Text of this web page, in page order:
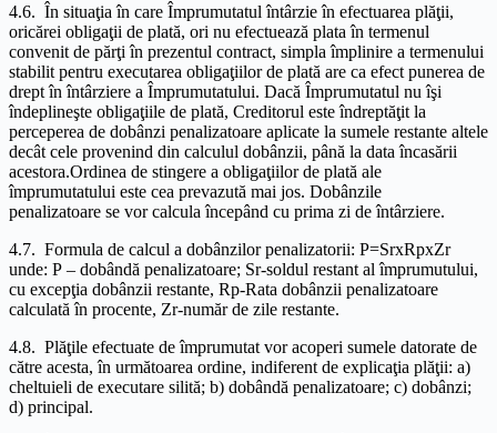
4.6. În situaţia în care Împrumutatul întârzie în efectuarea plăţii,
oricărei obligaţii de plată, ori nu efectuează plata în termenul
convenit de părţi în prezentul contract, simpla împlinire a termenului
stabilit pentru executarea obligaţiilor de plată are ca efect punerea de
drept în întârziere a Împrumutatului. Dacă Împrumutatul nu îşi
îndeplineşte obligaţiile de plată, Creditorul este îndreptăţit la
perceperea de dobânzi penalizatoare aplicate la sumele restante altele
decât cele provenind din calculul dobânzii, până la data încasării
acestora.Ordinea de stingere a obligaţiilor de plată ale
împrumutatului este cea prevazută mai jos. Dobânzile
penalizatoare se vor calcula începând cu prima zi de întârziere.
4.7. Formula de calcul a dobânzilor penalizatorii: P=SrxRpxZr
unde: P – dobândă penalizatoare; Sr-soldul restant al împrumutului,
cu excepţia dobânzii restante, Rp-Rata dobânzii penalizatoare
calculată în procente, Zr-număr de zile restante.
4.8. Plăţile efectuate de împrumutat vor acoperi sumele datorate de
către acesta, în următoarea ordine, indiferent de explicaţia plăţii: a)
cheltuieli de executare silită; b) dobândă penalizatoare; c) dobânzi;
d) principal.